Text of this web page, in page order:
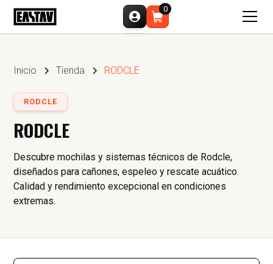
0
Inicio Tienda RODCLE
RODCLE
RODCLE
Descubre mochilas y sistemas técnicos de Rodcle,
diseñados para cañones, espeleo y rescate acuático.
Calidad y rendimiento excepcional en condiciones
extremas.